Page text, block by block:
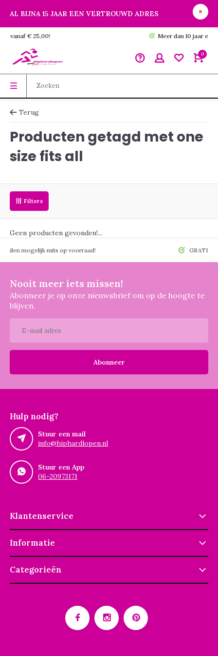
AL BIJNA 15 JAAR EEN VERTROUWD ADRES
GRATIS verzending vanaf € 25,00!
0
Terug
Producten getagd met one
size fits all
Filters
Geen producten gevonden!...
mits op voorraad! GRATIS
Nooit meer iets missen!
Abonneer je op onze nieuwsbrief om op de hoogte te
blijven.
Abonneer
Hulp nodig?
Stuur een mail
info@hiphardlopen.nl
Stuur een App
06-20973171
Klantenservice
Informatie
Categorieën